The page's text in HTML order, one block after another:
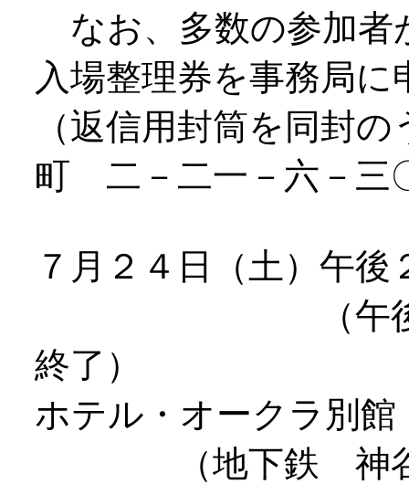
なお、多数の参加者
入場整理券を事務局
（返信用封筒を同封
町 二－二一－六－三
７月２４日（土）午後
（午後１時３
終了）
ホテル・オークラ別館
（地下鉄 神谷